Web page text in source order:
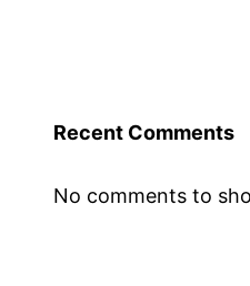
tarikhRecent Comments
No comments to